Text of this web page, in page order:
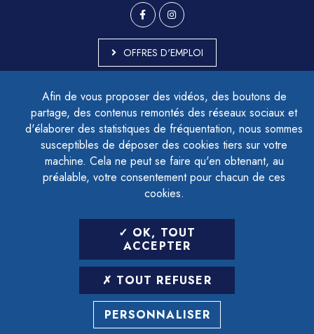
Afin de vous proposer des vidéos, des boutons de
partage, des contenus remontés des réseaux sociaux et
d'élaborer des statistiques de fréquentation, nous sommes
susceptibles de déposer des cookies tiers sur votre
machine. Cela ne peut se faire qu'en obtenant, au
préalable, votre consentement pour chacun de ces
cookies.
OK, TOUT
ACCEPTER
TOUT REFUSER
PERSONNALISER
OFFRES D'EMPLOI
ACCESSIBILITÉ - PARTIELLEMENT CONFORME
PLAN DU SITE
MENTIONS LÉGALES
CONTACTER LE DÉLÉGUÉ À LA PROTECTION DES DONNÉES
GESTION DES COOKIES
LETTRE D'INFORMATION
SAISIR VOTRE ADRESSE E-MAIL
POUR VOUS INSCRIRE :
ARCHIVES DÉSINSCRIPTION